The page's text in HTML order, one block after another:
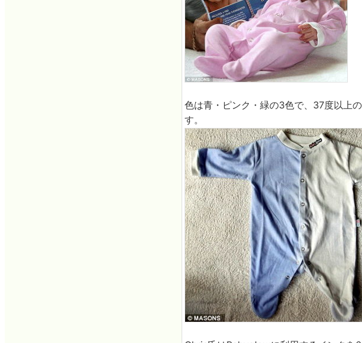
色は青・ピンク・緑の3色で、37度以上
す。